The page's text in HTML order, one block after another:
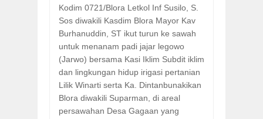
Kodim 0721/Blora Letkol Inf Susilo, S.
Sos diwakili Kasdim Blora Mayor Kav
Burhanuddin, ST ikut turun ke sawah
untuk menanam padi jajar legowo
(Jarwo) bersama Kasi Iklim Subdit iklim
dan lingkungan hidup irigasi pertanian
Lilik Winarti serta Ka. Dintanbunakikan
Blora diwakili Suparman, di areal
persawahan Desa Gagaan yang